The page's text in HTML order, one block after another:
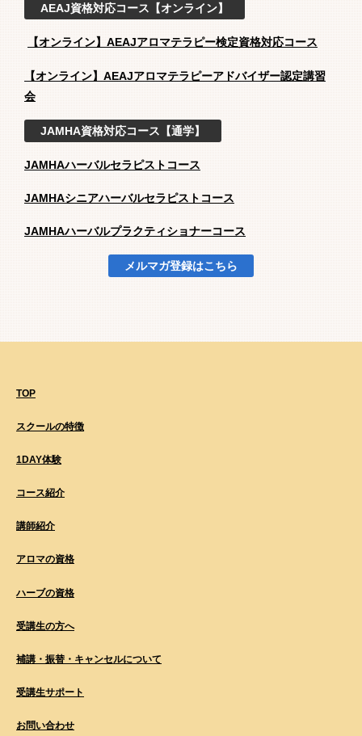
AEAJ資格対応コース【オンライン】
【オンライン】AEAJアロマテラピー検定資格対応コース
【オンライン】AEAJアロマテラピーアドバイザー認定講習
会
JAMHA資格対応コース【通学】
JAMHAハーバルセラピストコース
JAMHAシニアハーバルセラピストコース
JAMHAハーバルプラクティショナーコース
メルマガ登録はこちら
TOP
スクールの特徴
1DAY体験
コース紹介
講師紹介
アロマの資格
ハーブの資格
受講生の方へ
補講・振替・キャンセルについて
受講生サポート
お問い合わせ